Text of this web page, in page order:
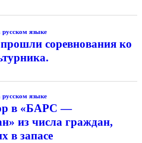
русском языке
соревнования ко
русском языке
в «БАРС —
из числа граждан,
в запасе